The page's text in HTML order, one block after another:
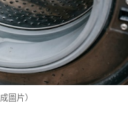
圖片）